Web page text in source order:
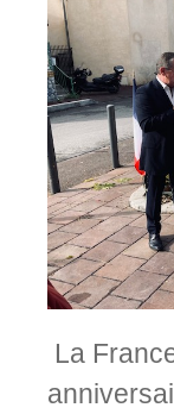
La